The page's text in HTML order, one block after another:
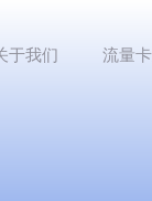
于我们 流量